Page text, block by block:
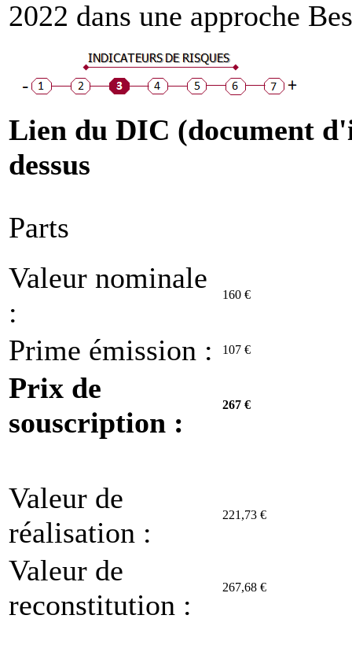
2022 dans une approche
Lien du DIC (document
dessus
Parts
Valeur nominale
:
160 €
Prime émission : 107 €
Prix de
souscription :
267 €
Valeur de
réalisation :
221,73 €
Valeur de
reconstitution :
267,68 €